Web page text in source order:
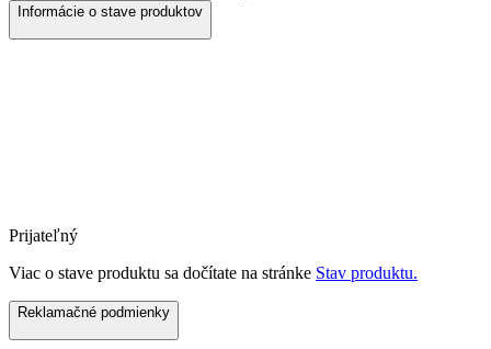
Informácie o stave produktov
Prijateľný
Viac o stave produktu sa dočítate na stránke Stav produktu.
Reklamačné podmienky